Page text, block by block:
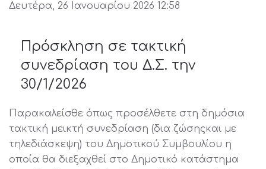
Δευτέρα, 26 Ιανουαρίου 2026 12:58
Πρόσκληση σε τακτική
συνεδρίαση του Δ.Σ. την
30/1/2026
Παρακαλείσθε όπως προσέλθετε στη δημόσια
τακτική μεικτή συνεδρίαση (δια ζώσηςκαι με
τηλεδιάσκεψη) του Δημοτικού Συμβουλίου η
οποία θα διεξαχθεί στο Δημοτικό κατάστημα